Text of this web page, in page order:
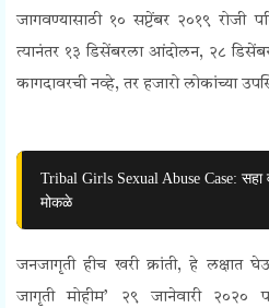
जागवण्यासाठी १० सप्टेंबर २०१९ रोजी
त्यानंतर १३ डिसेंबरला आंदोलन, २८
कागदावरची नव्हे, तर हजारो लोकांच्या
Tribal Girls Sexual Abuse Case: सहा
मोकळे
जनजागृती हीच खरी क्रांती, हे लक्षात
जागृती मोहीम’ २९ जानेवारी